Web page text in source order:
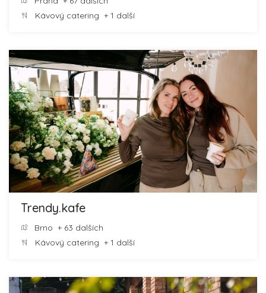
Kávový catering + 1 další
Trendy.kafe
Brno + 63 dalších
Kávový catering + 1 další